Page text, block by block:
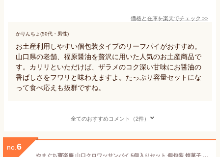
価格と在庫を楽天でチェック >>
かりんちょ(50代・男性)
お土産利用しやすい個包装タイプのリーフパイがおすすめ。
山口県の老舗、福原醤油を贅沢に用いた人気のお土産商品で
す。カリリといただけば、ザラメのコク深い甘味にお醤油の
香ばしさをフワリと味わえますよ。たっぷり容量セットにな
って食べ応えも抜群ですね。
全てのおすすめコメント（2件）
no. 6
やまぐち寶楽庵 山口クロワッサンパイ 5個入りセット 個包装 焼菓子 ギフト向け